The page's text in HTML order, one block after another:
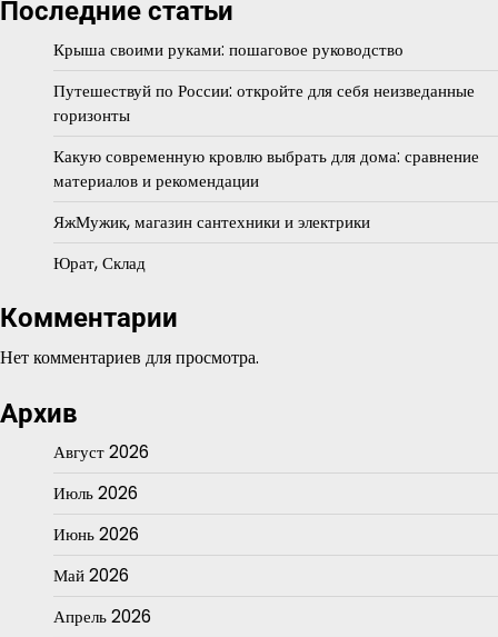
Последние статьи
Крыша своими руками: пошаговое руководство
Путешествуй по России: откройте для себя неизведанные
горизонты
Какую современную кровлю выбрать для дома: сравнение
материалов и рекомендации
ЯжМужик, магазин сантехники и электрики
Юрат, Склад
Комментарии
Нет комментариев для просмотра.
Архив
Август 2026
Июль 2026
Июнь 2026
Май 2026
Апрель 2026